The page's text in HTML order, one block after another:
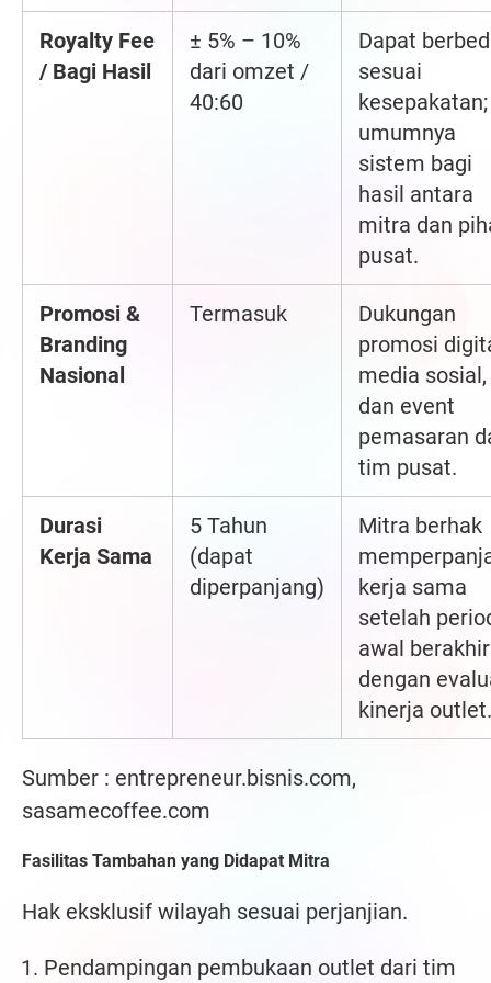
Royalty Fee
/ Bagi Hasil
± 5% – 10%
dari omzet /
40:60
Dapat
sesuai
kesepakatan;
umumnya
sistem bagi
hasil antara
mitra dan
pusat.
Promosi &
Branding
Nasional
Termasuk
Dukungan
promosi
media sosial,
dan event
pemasaran
tim pusat.
Durasi
Kerja Sama
5 Tahun
(dapat
diperpanjang)
Mitra berhak
kerja sama
setelah
awal berakhir
dengan
kinerja outlet.
Sumber : entrepreneur.bisnis.com,
sasamecoffee.com
Fasilitas Tambahan yang Didapat Mitra
Hak eksklusif wilayah sesuai perjanjian.
Pendampingan pembukaan outlet dari tim